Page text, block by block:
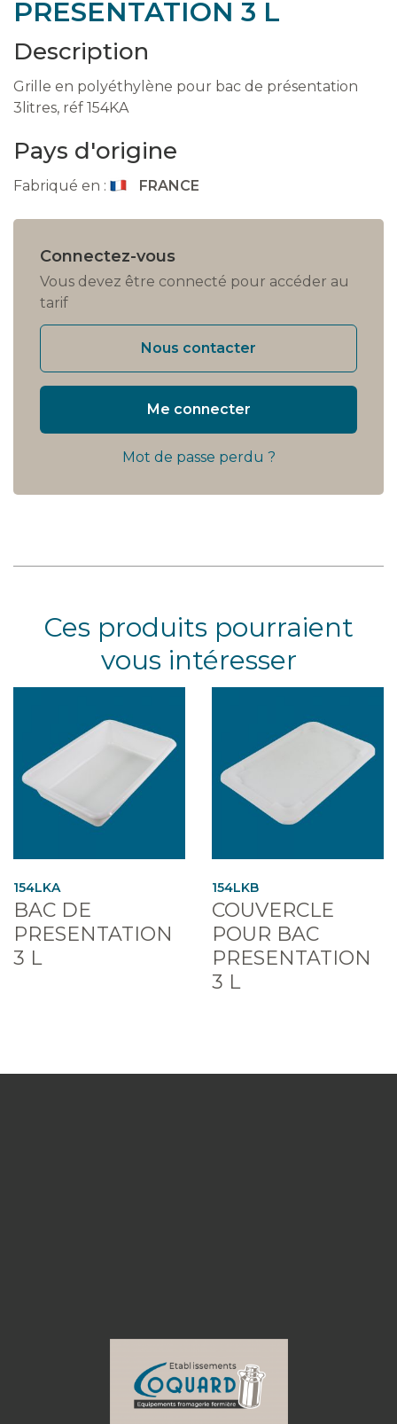
PRESENTATION 3 L
Description
Grille en polyéthylène pour bac de présentation
3litres, réf 154KA
Pays d'origine
Fabriqué en : FRANCE
Connectez-vous
Vous devez être connecté pour accéder au
tarif
Nous contacter
Me connecter
Mot de passe perdu ?
Ces produits pourraient
vous intéresser
154LKA
BAC DE
PRESENTATION
3 L
154LKB
COUVERCLE
POUR BAC
PRESENTATION
3 L